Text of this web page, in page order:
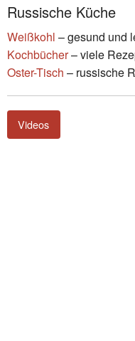
Russische Küche
Weißkohl – gesund und
Kochbücher– viele
Oster-Tisch – russische
Videos